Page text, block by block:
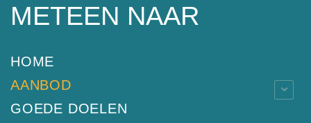
METEEN NAAR
HOME
AANBOD
GOEDE DOELEN